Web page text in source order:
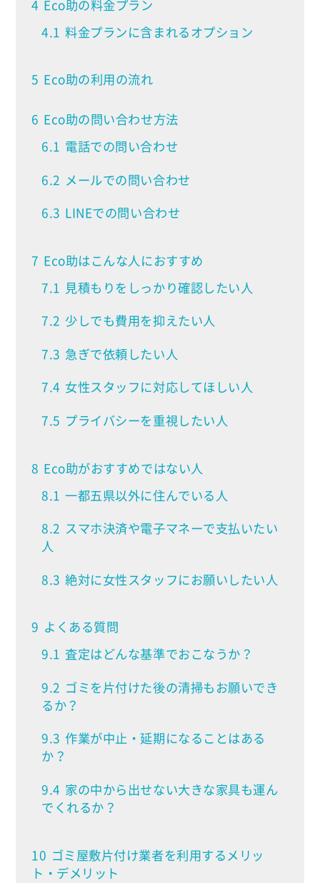
4 Eco助の料金プラン
4.1 料金プランに含まれるオプション
5 Eco助の利用の流れ
6 Eco助の問い合わせ方法
6.1 電話での問い合わせ
6.2 メールでの問い合わせ
6.3 LINEでの問い合わせ
7 Eco助はこんな人におすすめ
7.1 見積もりをしっかり確認したい人
7.2 少しでも費用を抑えたい人
7.3 急ぎで依頼したい人
7.4 女性スタッフに対応してほしい人
7.5 プライバシーを重視したい人
8 Eco助がおすすめではない人
8.1 一都五県以外に住んでいる人
8.2 スマホ決済や電子マネーで支払いたい
人
8.3 絶対に女性スタッフにお願いしたい人
9 よくある質問
9.1 査定はどんな基準でおこなうか？
9.2 ゴミを片付けた後の清掃もお願いでき
るか？
9.3 作業が中止・延期になることはある
か？
9.4 家の中から出せない大きな家具も運ん
でくれるか？
10 ゴミ屋敷片付け業者を利用するメリッ
ト・デメリット